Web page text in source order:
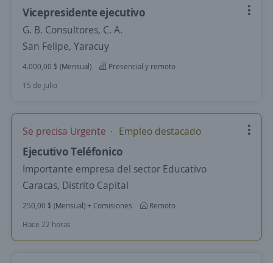
Vicepresidente ejecutivo
G. B. Consultores, C. A.
San Felipe, Yaracuy
4.000,00 $ (Mensual)
Presencial y remoto
15 de julio
Se precisa Urgente Empleo destacado
Ejecutivo Teléfonico
Importante empresa del sector Educativo
Caracas, Distrito Capital
250,00 $ (Mensual) + Comisiones
Remoto
Hace 22 horas